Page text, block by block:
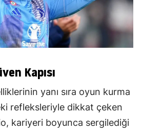
Kapısı
yanı sıra oyun kurma
refleksleriyle dikkat çeken
kariyeri boyunca sergilediği